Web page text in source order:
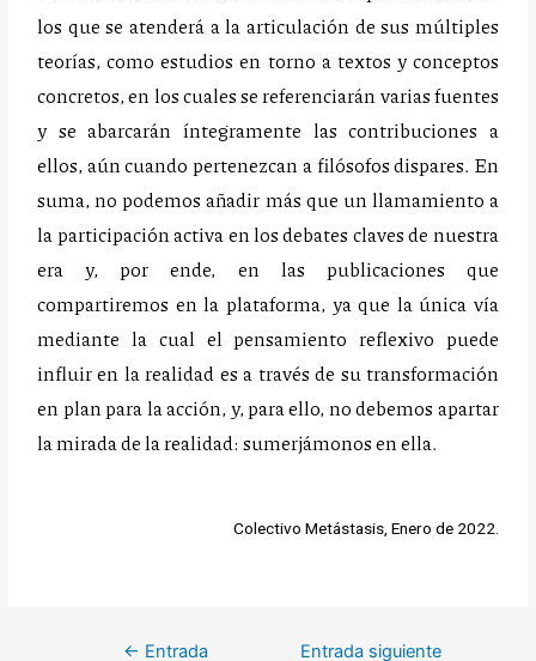
los que se atenderá a la articulación de sus múltiples
teorías, como estudios en torno a textos y conceptos
concretos, en los cuales se referenciarán varias fuentes
y se abarcarán íntegramente las contribuciones a
ellos, aún cuando pertenezcan a filósofos dispares. En
suma, no podemos añadir más que un llamamiento a
la participación activa en los debates claves de nuestra
era y, por ende, en las publicaciones que
compartiremos en la plataforma, ya que la única vía
mediante la cual el pensamiento reflexivo puede
influir en la realidad es a través de su transformación
en plan para la acción, y, para ello, no debemos apartar
la mirada de la realidad: sumerjámonos en ella.
Colectivo Metástasis, Enero de 2022.
← Entrada
Entrada siguiente